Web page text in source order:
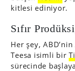
kitlesi ediniyor.
Sıfır
Her şey,
Teesa isimli bir
sürecinde